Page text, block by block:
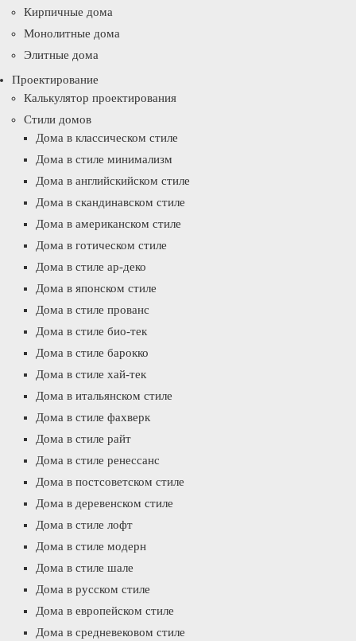
Кирпичные дома
Монолитные дома
Элитные дома
Проектирование
Калькулятор проектирования
Стили домов
Дома в классическом стиле
Дома в стиле минимализм
Дома в английскийском стиле
Дома в скандинавском стиле
Дома в американском стиле
Дома в готическом стиле
Дома в стиле ар-деко
Дома в японском стиле
Дома в стиле прованс
Дома в стиле био-тек
Дома в стиле барокко
Дома в стиле хай-тек
Дома в итальянском стиле
Дома в стиле фахверк
Дома в стиле райт
Дома в стиле ренессанс
Дома в постсоветском стиле
Дома в деревенском стиле
Дома в стиле лофт
Дома в стиле модерн
Дома в стиле шале
Дома в русском стиле
Дома в европейском стиле
Дома в средневековом стиле